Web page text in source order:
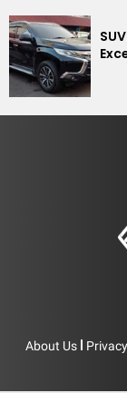
About Us Privacy